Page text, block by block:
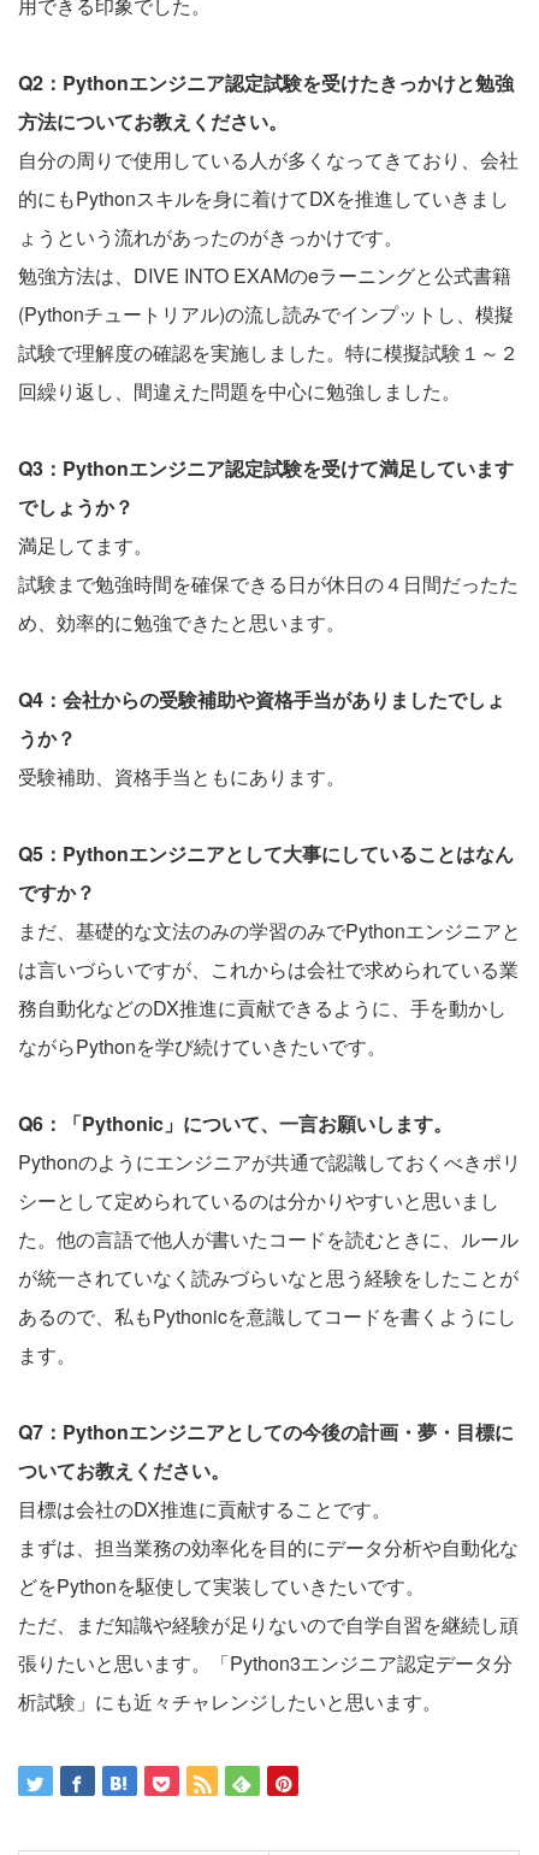
Q2：Pythonエンジニア認定試験を受けたきっかけと勉強
方法についてお教えください。
自分の周りで使用している人が多くなってきており、会社
的にもPythonスキルを身に着けてDXを推進していきまし
ょうという流れがあったのがきっかけです。
勉強方法は、DIVE INTO EXAMのeラーニングと公式書籍
(Pythonチュートリアル)の流し読みでインプットし、模擬
試験で理解度の確認を実施しました。特に模擬試験１～２
回繰り返し、間違えた問題を中心に勉強しました。
Q3：Pythonエンジニア認定試験を受けて満足しています
でしょうか？
満足してます。
試験まで勉強時間を確保できる日が休日の４日間だったた
め、効率的に勉強できたと思います。
Q4：会社からの受験補助や資格手当がありましたでしょ
うか？
受験補助、資格手当ともにあります。
Q5：Pythonエンジニアとして大事にしていることはなん
ですか？
まだ、基礎的な文法のみの学習のみでPythonエンジニアと
は言いづらいですが、これからは会社で求められている業
務自動化などのDX推進に貢献できるように、手を動かし
ながらPythonを学び続けていきたいです。
Q6：「Pythonic」について、一言お願いします。
Pythonのようにエンジニアが共通で認識しておくべきポリ
シーとして定められているのは分かりやすいと思いまし
た。他の言語で他人が書いたコードを読むときに、ルール
が統一されていなく読みづらいなと思う経験をしたことが
あるので、私もPythonicを意識してコードを書くようにし
ます。
Q7：Pythonエンジニアとしての今後の計画・夢・目標に
ついてお教えください。
目標は会社のDX推進に貢献することです。
まずは、担当業務の効率化を目的にデータ分析や自動化な
どをPythonを駆使して実装していきたいです。
ただ、まだ知識や経験が足りないので自学自習を継続し頑
張りたいと思います。「Python3エンジニア認定データ分
析試験」にも近々チャレンジしたいと思います。